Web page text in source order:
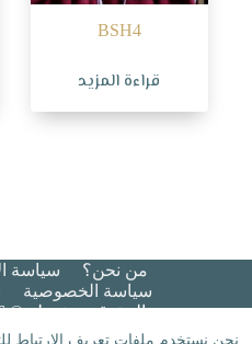
نحن نستخدم ملفات تعريف الارتباط
BSH4
قراءة المزيد
من نحن؟
سياسة
سياسة الخصوصية
جميع الحقوق محفوظة © 2026 هيبة عريس